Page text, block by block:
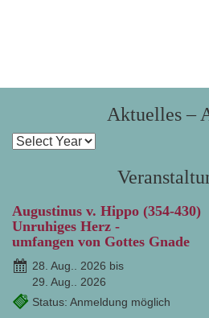
Aktuelles –
Augustinus v. Hippo (354-430)
Unruhiges Herz -
umfangen von Gottes Gnade
28. Aug.. 2026 bis
29. Aug.. 2026
Status: Anmeldung möglich